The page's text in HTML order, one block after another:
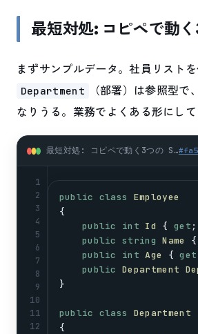
最短対処: コピペで動
まずサンプルデータ。社員リストを
Department
（部署）は参照型で
なりうる。業務でよくある形にして
最短対処: コピペで動く3つの Select (csharp)#
1
2
3
4
5
6
7
8
9
10
11
12
public class
Employee
{
public
int Id { get ;
public string Name {
public
int Age { get
public Department
}
public class
Department
{